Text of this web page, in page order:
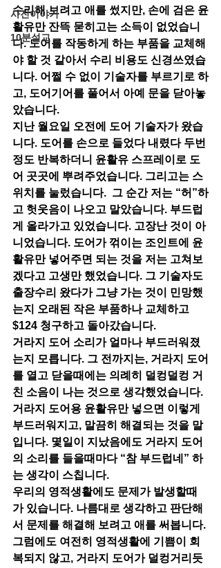
사진이야기
10분설교
수리해 보려고 애를 썼지만, 손에 검은 윤
활유만 잔뜩 묻히고는 소득이 없었습니
다. 도어를 작동하게 하는 부품을 교체해
야 할 것 같아서 수리 비용도 신경쓰였습
니다. 어쩔 수 없이 기술자를 부르기로 하
고, 도어기어를 풀어서 아예 문을 닫아놓
았습니다.
지난 월요일 오전에 도어 기술자가 왔습
니다. 도어를 손으로 들었다 내렸다 두번
정도 반복하더니 윤활유 스프레이로 도
어 곳곳에 뿌려주었습니다. 그리고는 스
위치를 눌렀습니다.  그 순간 저는 “허”하
고 헛웃음이 나오고 말았습니다. 부드럽
게 올라가고 있었습니다. 고장난 것이 아
니었습니다. 도어가 꺾이는 조인트에 윤
활유만 넣어주면 되는 것을 저는 고쳐보
겠다고 고생만 했었습니다. 그 기술자도
출장수리 왔다가 그냥 가는 것이 민망했
는지 오래된 작은 부품하나 교체하고
$124 청구하고 돌아갔습니다.
거라지 도어 소리가 얼마나 부드러워졌
는지 모릅니다. 그 전까지는, 거라지 도어
를 열고 닫을때에는 의례히 덜컹덜컹 거
친 소음이 나는 것으로 생각했었습니다.
거라지 도어용 윤활유만 넣으면 이렇게
부드러워지고, 말끔히 해결되는 것을 말
입니다. 몇일이 지났음에도 거라지 도어
의 소리를 들을때마다 “참 부드럽네” 하
는 생각이 스칩니다.
우리의 영적생활에도 문제가 발생할때
가 있습니다. 나름대로 생각하고 판단해
서 문제를 해결해 보려고 애를 써봅니다.
그럼에도 여전히 영적생활에 기쁨이 회
복되지 않고, 거라지 도어가 덜컹거리듯